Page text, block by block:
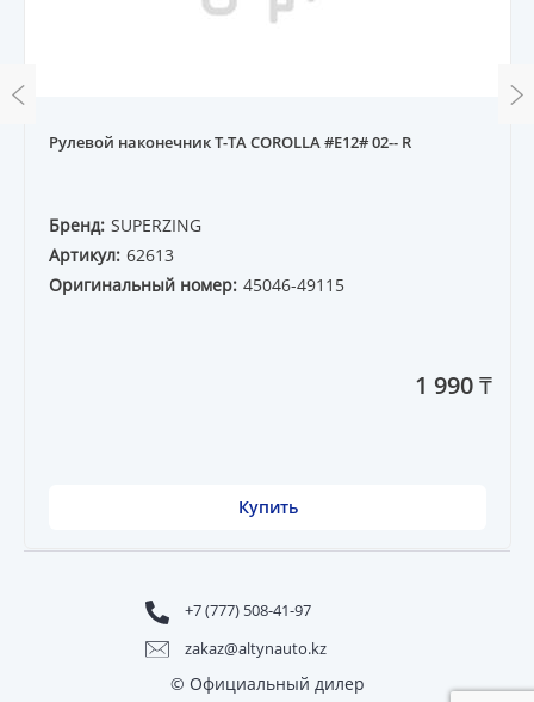
Рулевой наконечник T-TA COROLLA #E12# 02-- R
Бренд: SUPERZING
Артикул: 62613
Оригинальный номер: 45046-49115
1 990 ₸
Купить
+7 (777) 508-41-97
zakaz@altynauto.kz
© Официальный дилер